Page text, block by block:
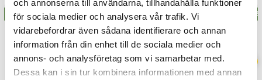
och annonserna till användarna, tillhandahålla funktioner
för sociala medier och analysera vår trafik. Vi
vidarebefordrar även sådana identifierare och annan
information från din enhet till de sociala medier och
annons- och analysföretag som vi samarbetar med.
Dessa kan i sin tur kombinera informationen med annan
BÄSTSÄLJARE